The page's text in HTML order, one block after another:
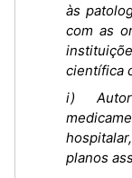
às
com as
científica
i)
planos